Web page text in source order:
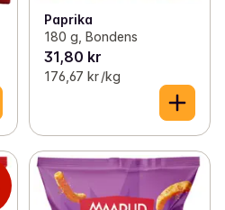
Paprika
180 g, Bondens
31,80 kr
176,67 kr /kg